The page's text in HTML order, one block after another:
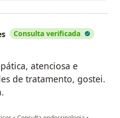
Consulta verificada
atenciosa e
de tratamento, gostei.